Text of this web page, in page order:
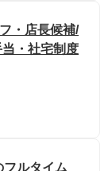
・店長候補/
・社宅制度
ルタイム